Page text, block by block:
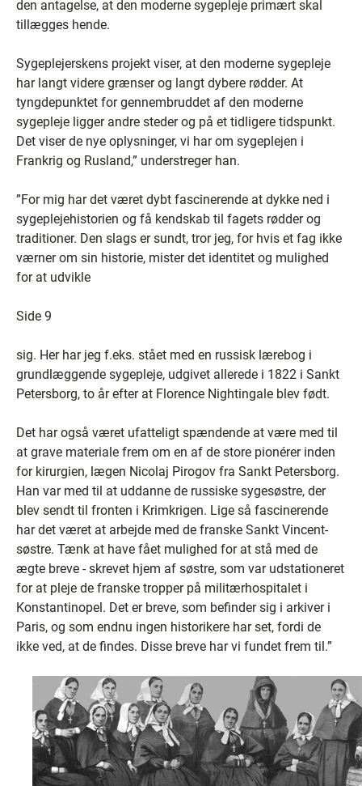
den antagelse, at den moderne sygepleje primært skal
tillægges hende.
Sygeplejerskens projekt viser, at den moderne sygepleje
har langt videre grænser og langt dybere rødder. At
tyngdepunktet for gennembruddet af den moderne
sygepleje ligger andre steder og på et tidligere tidspunkt.
Det viser de nye oplysninger, vi har om sygeplejen i
Frankrig og Rusland,” understreger han.
”For mig har det været dybt fascinerende at dykke ned i
sygeplejehistorien og få kendskab til fagets rødder og
traditioner. Den slags er sundt, tror jeg, for hvis et fag ikke
værner om sin historie, mister det identitet og mulighed
for at udvikle
Side 9
sig. Her har jeg f.eks. stået med en russisk lærebog i
grundlæggende sygepleje, udgivet allerede i 1822 i Sankt
Petersborg, to år efter at Florence Nightingale blev født.
Det har også været ufatteligt spændende at være med til
at grave materiale frem om en af de store pionérer inden
for kirurgien, lægen Nicolaj Pirogov fra Sankt Petersborg.
Han var med til at uddanne de russiske sygesøstre, der
blev sendt til fronten i Krimkrigen. Lige så fascinerende
har det været at arbejde med de franske Sankt Vincent-
søstre. Tænk at have fået mulighed for at stå med de
ægte breve - skrevet hjem af søstre, som var udstationeret
for at pleje de franske tropper på militærhospitalet i
Konstantinopel. Det er breve, som befinder sig i arkiver i
Paris, og som endnu ingen historikere har set, fordi de
ikke ved, at de findes. Disse breve har vi fundet frem til.”